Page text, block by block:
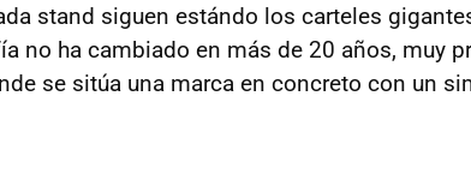
stand siguen estándo los carteles
no ha cambiado en más de 20 años, muy
se sitúa una marca en concreto con un